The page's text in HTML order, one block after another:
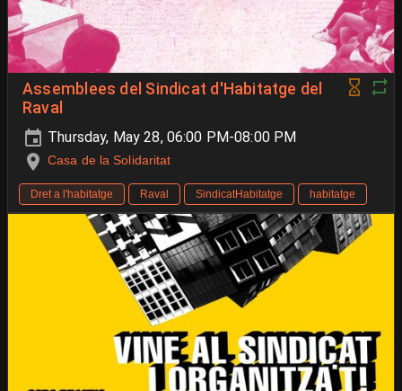
Assemblees del Sindicat d'Habitatge del
Raval
Thursday, May 28, 06:00 PM-08:00 PM
Casa de la Solidaritat
Dret a l'habitatge Raval SindicatHabitatge habitatge